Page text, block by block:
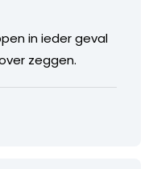
in ieder geval
zeggen.